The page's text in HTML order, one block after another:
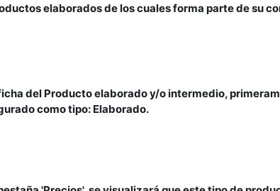
elaborados de los cuales forma parte de su
del Producto elaborado y/o intermedio,
como tipo: Elaborado.